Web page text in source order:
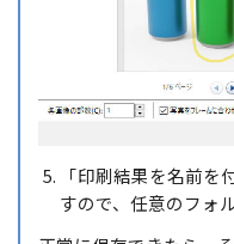
「印刷結果を名前
すので、任意のフォ